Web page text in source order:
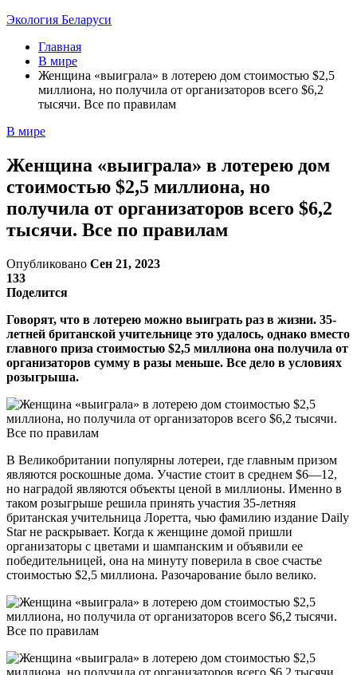
Экология Беларуси
Главная
В мире
Женщина «выиграла» в лотерею дом стоимостью $2,5
миллиона, но получила от организаторов всего $6,2
тысячи. Все по правилам
В мире
Женщина «выиграла» в лотерею дом
стоимостью $2,5 миллиона, но
получила от организаторов всего $6,2
тысячи. Все по правилам
Опубликовано Сен 21, 2023
133
Поделится
Говорят, что в лотерею можно выиграть раз в жизни. 35-
летней британской учительнице это удалось, однако вместо
главного приза стоимостью $2,5 миллиона она получила от
организаторов сумму в разы меньше. Все дело в условиях
розыгрыша.
В Великобритании популярны лотереи, где главным призом
являются роскошные дома. Участие стоит в среднем $6—12,
но наградой являются объекты ценой в миллионы. Именно в
таком розыгрыше решила принять участия 35-летняя
британская учительница Лоретта, чью фамилию издание Daily
Star не раскрывает. Когда к женщине домой пришли
организаторы с цветами и шампанским и объявили ее
победительницей, она на минуту поверила в свое счастье
стоимостью $2,5 миллиона. Разочарование было велико.